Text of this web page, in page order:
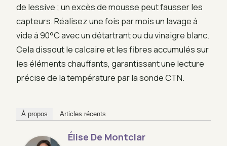
de lessive ; un excès de mousse peut fausser les
capteurs. Réalisez une fois par mois un lavage à
vide à 90°C avec un détartrant ou du vinaigre blanc.
Cela dissout le calcaire et les fibres accumulés sur
les éléments chauffants, garantissant une lecture
précise de la température par la sonde CTN.
À propos Articles récents
Élise De Montclar